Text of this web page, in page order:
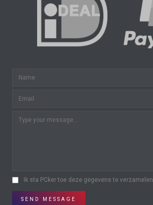
Ik sta PCker toe deze gegevens te verzamelen.
SEND MESSAGE